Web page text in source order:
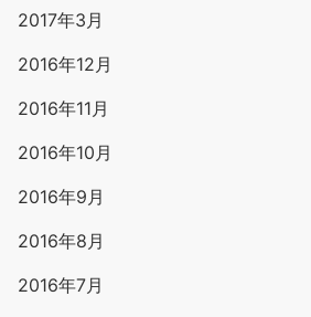
2017年3月
2016年12月
2016年11月
2016年10月
2016年9月
2016年8月
2016年7月